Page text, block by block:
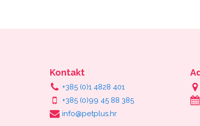
Kontakt
+385 (0)1 4828 401
+385 (0)99 45 88 385
info@petplus.hr